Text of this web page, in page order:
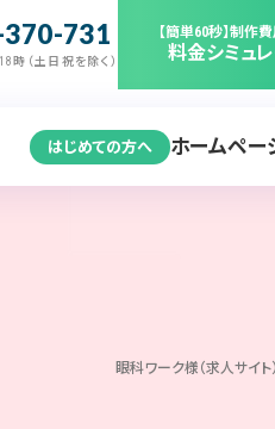
731
時（土日祝を除く）
【簡単60秒】制作
料金シミュ
はじめての方へ ホームペ
眼科ワーク様（求人サイ